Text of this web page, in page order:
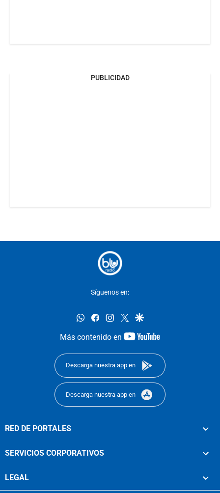
PUBLICIDAD
Síguenos en:
whatsappfacebookinstagram
twittergoogle
Más contenido en
youtube-
Descarga nuestra app en
Descarga nuestra app en
RED DE PORTALES
SERVICIOS CORPORATIVOS
LEGAL